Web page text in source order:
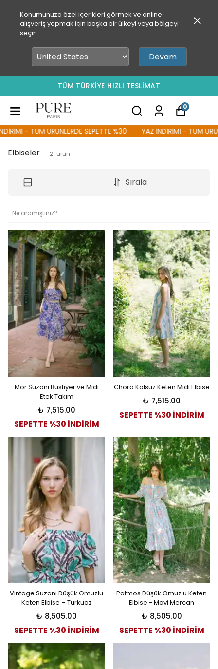
Konumunuza özel içerikleri görmek ve online
alışveriş yapmak için başka bir ülkeyi veya bölgeyi
seçin.
Devam
TÜM TÜRKİYE HIZLI TESLİMAT
0
TÜM ÜRÜNLERDE SEPETTE %30 YAZ İNDİRİMİ - TÜM
Elbiseler 21 ürün
Sırala
Mor Suzani Büstiyer ve Midi
Etek Takım
₺ 7,515.00
SEPETTE %30 İNDİRİM
Chora Kolsuz Keten Midi Elbise
₺ 7,515.00
SEPETTE %30 İNDİRİM
Vintage Suzani Düşük Omuzlu
Keten Elbise – Turkuaz
₺ 8,505.00
SEPETTE %30 İNDİRİM
Patmos Düşük Omuzlu Keten
Elbise - Mavi Mercan
₺ 8,505.00
SEPETTE %30 İNDİRİM